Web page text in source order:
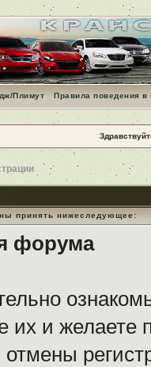
Плимут Правила поведения
принять нижеследующее:
форума
их и желаете